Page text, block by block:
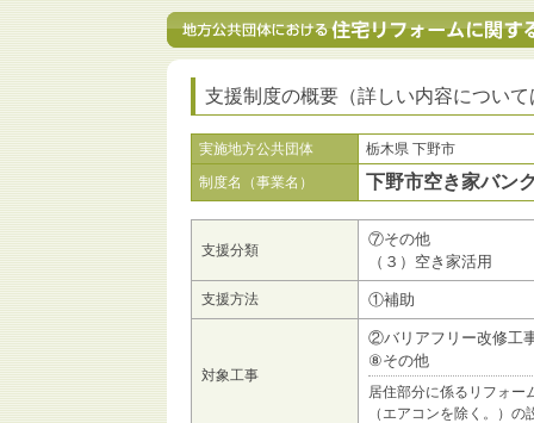
支援制度の概要（詳しい内容につい
実施地方公共団体
栃木県 下野市
制度名（事業名）
下野市空き家バン
支援分類
⑦その他
（３）空き家活用
支援方法 ①補助
対象工事
②バリアフリー改修工
⑧その他
居住部分に係るリフォー
（エアコンを除く。）